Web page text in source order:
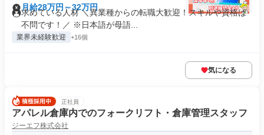
月給28万円～32万円
求めている人材 ＼異業種からの転職大歓迎！スキルや資格は
不問です！／ ※日本語が母語...
業界未経験歓迎 +16個
気になる
正社員
アパレル倉庫内でのフォークリフト・倉庫管理スタッフ
ジーエフ株式会社